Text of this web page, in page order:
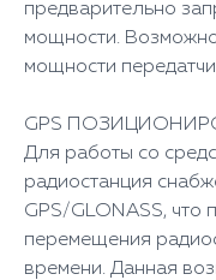
предварительно
мощности.
мощности
GPS
Для работы со
радиостанция
GPS/GLONASS, что
перемещения
времени. Данная